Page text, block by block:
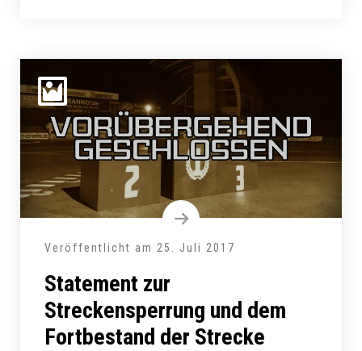
Veröffentlicht am 25. Juli 2017
Statement zur
Streckensperrung und dem
Fortbestand der Strecke